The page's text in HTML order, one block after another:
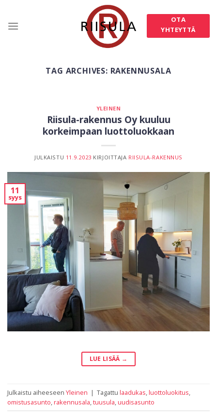
content
OTA
YHTEYTTÄ
TAG ARCHIVES: RAKENNUSALA
YLEINEN
Riisula-rakennus Oy kuuluu
korkeimpaan luottoluokkaan
JULKAISTU 11.9.2023 KIRJOITTAJA RIISULA-RAKENNUS
11
syys
LUE LISÄÄ →
Julkaistu aiheeseen Yleinen | Tagattu laadukas,luottoluokitus,
omistusasunto,rakennusala,tuusula,uudisasunto